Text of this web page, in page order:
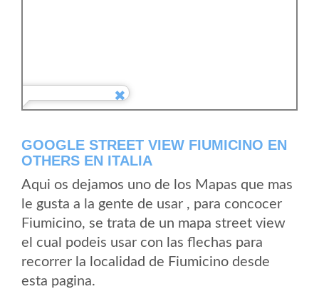
GOOGLE STREET VIEW FIUMICINO EN
OTHERS EN ITALIA
Aqui os dejamos uno de los Mapas que mas
le gusta a la gente de usar , para concocer
Fiumicino, se trata de un mapa street view
el cual podeis usar con las flechas para
recorrer la localidad de Fiumicino desde
esta pagina.